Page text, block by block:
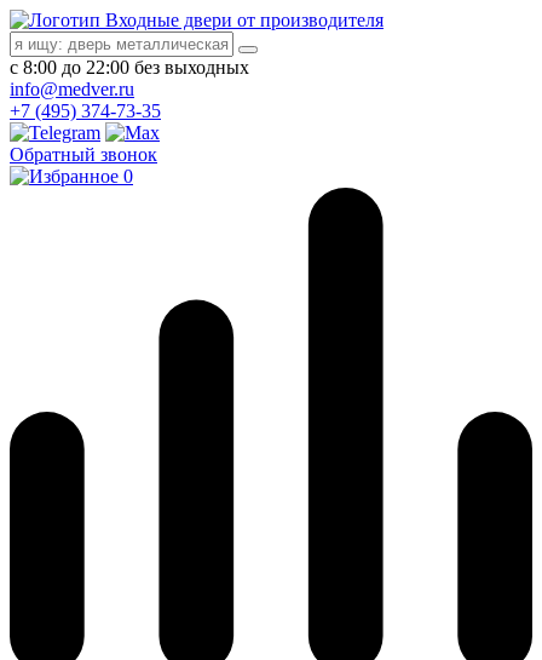
Входные двери от производителя
с 8:00 до 22:00 без выходных
info@medver.ru
+7 (495) 374-73-35
Обратный звонок
0